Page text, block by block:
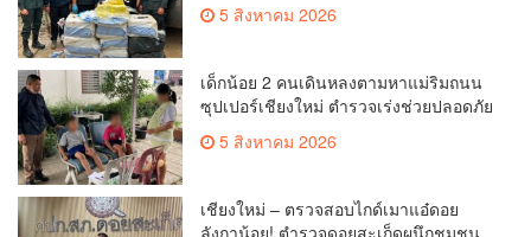
5 สิงหาคม 2026
เด็กน้อย 2 คนเดินหลงตามหาแม่ริมถนน
ซุปเปอร์เชียงใหม่ ตำรวจเร่งช่วยปลอดภัย
แล้ว5 สิงหาคม 2026
เชียงใหม่ – ตรวจสอบไกด์เมาแอ๋ดอย